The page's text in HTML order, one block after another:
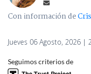
Con información de
Jueves 06 Agosto, 2026 |
Seguimos criterios de